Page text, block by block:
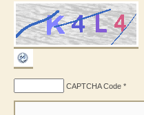
CAPTCHA Code *